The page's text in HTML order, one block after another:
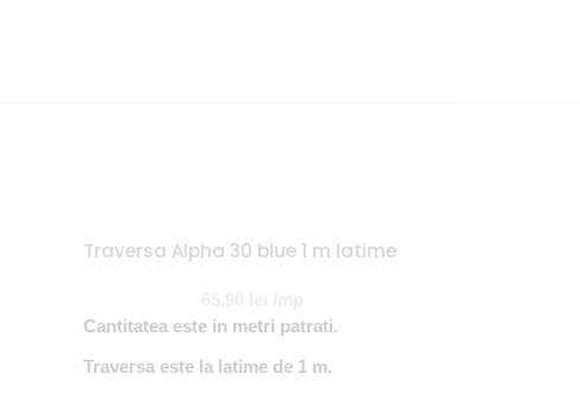
Traversa Alpha 30 blue 1 m latime
65.90 lei /mp
Cantitatea este in metri patrati.
Traversa este la latime de 1 m.